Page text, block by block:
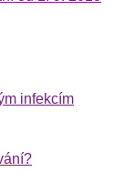
infekcím